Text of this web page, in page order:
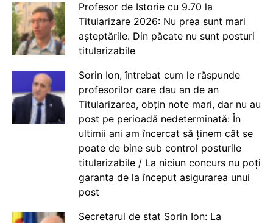
Profesor de Istorie cu 9.70 la
Titularizare 2026: Nu prea sunt mari
așteptările. Din păcate nu sunt posturi
titularizabile
Sorin Ion, întrebat cum le răspunde
profesorilor care dau an de an
Titularizarea, obțin note mari, dar nu au
post pe perioadă nedeterminată: În
ultimii ani am încercat să ținem cât se
poate de bine sub control posturile
titularizabile / La niciun concurs nu poți
garanta de la început asigurarea unui
post
Secretarul de stat Sorin Ion: La